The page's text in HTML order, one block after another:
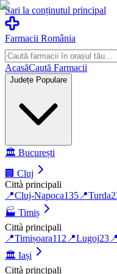
Sari la conținutul principal
Farmacii România
AcasăCaută Farmacii
Județe Populare
🏛️ București
🏢 Cluj
Città principali
📍Cluj-Napoca135 📍Turda
🏭 Timiș
Città principali
📍Timișoara112 📍Lugoj23 📍
🏛️ Iași
Città principali